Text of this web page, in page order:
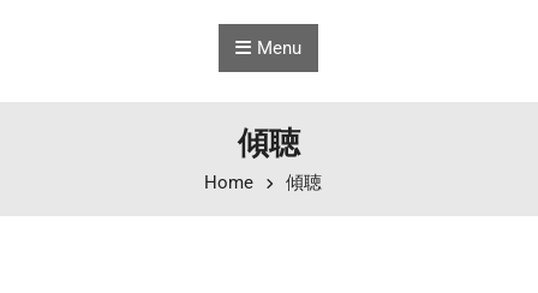
Menu
傾聴
Home 傾聴